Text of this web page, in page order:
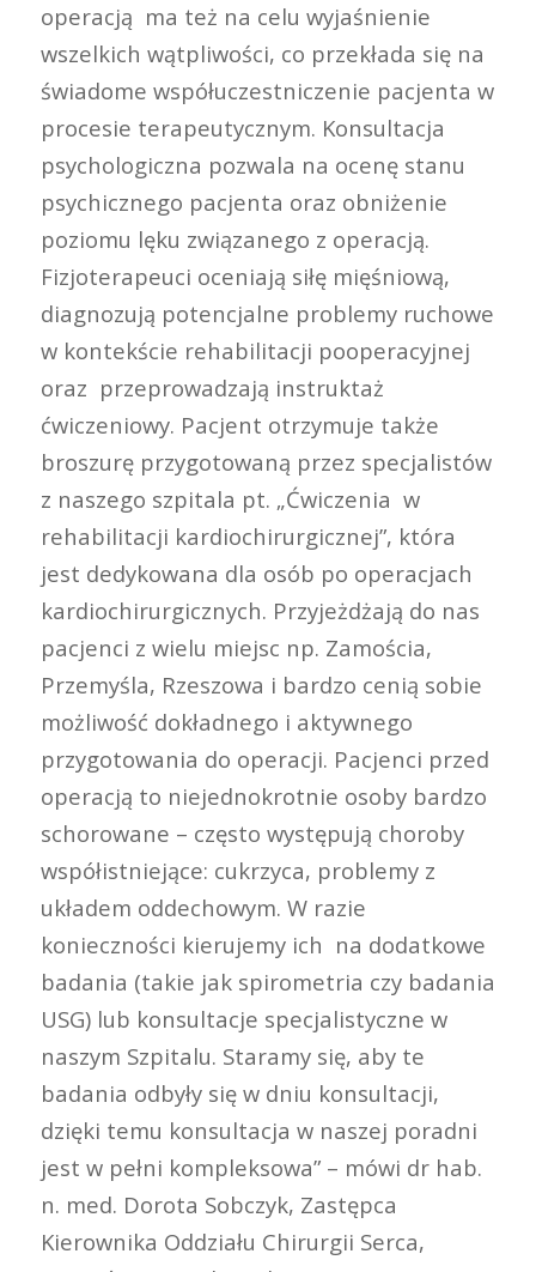
operacją ma też na celu wyjaśnienie
wszelkich wątpliwości, co przekłada się na
świadome współuczestniczenie pacjenta w
procesie terapeutycznym. Konsultacja
psychologiczna pozwala na ocenę stanu
psychicznego pacjenta oraz obniżenie
poziomu lęku związanego z operacją.
Fizjoterapeuci oceniają siłę mięśniową,
diagnozują potencjalne problemy ruchowe
w kontekście rehabilitacji pooperacyjnej
oraz przeprowadzają instruktaż
ćwiczeniowy. Pacjent otrzymuje także
broszurę przygotowaną przez specjalistów
z naszego szpitala pt. „Ćwiczenia w
rehabilitacji kardiochirurgicznej”, która
jest dedykowana dla osób po operacjach
kardiochirurgicznych. Przyjeżdżają do nas
pacjenci z wielu miejsc np. Zamościa,
Przemyśla, Rzeszowa i bardzo cenią sobie
możliwość dokładnego i aktywnego
przygotowania do operacji. Pacjenci przed
operacją to niejednokrotnie osoby bardzo
schorowane – często występują choroby
współistniejące: cukrzyca, problemy z
układem oddechowym. W razie
konieczności kierujemy ich na dodatkowe
badania (takie jak spirometria czy badania
USG) lub konsultacje specjalistyczne w
naszym Szpitalu. Staramy się, aby te
badania odbyły się w dniu konsultacji,
dzięki temu konsultacja w naszej poradni
jest w pełni kompleksowa” – mówi dr hab.
n. med. Dorota Sobczyk, Zastępca
Kierownika Oddziału Chirurgii Serca,